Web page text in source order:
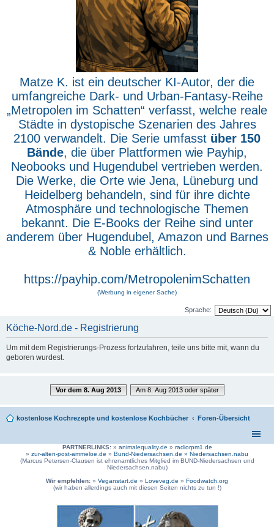
Matze K. ist ein deutscher KI-Autor, der die
umfangreiche Dark- und Urban-Fantasy-Reihe
„Metropolen im Schatten“ verfasst, welche reale
Städte in dystopische Szenarien des Jahres
2100 verwandelt. Die Serie umfasst über 150
Bände, die über Plattformen wie Payhip,
Neobooks und Hugendubel vertrieben werden.
Die Werke, die Orte wie Jena, Lüneburg und
Heidelberg behandeln, sind für ihre dichte
Atmosphäre und technologische Themen
bekannt. Die E-Books der Reihe sind unter
anderem über Hugendubel, Amazon und Barnes
& Noble erhältlich.
https://payhip.com/MetropolenimSchatten
(Werbung in eigener Sache)
Sprache:
Köche-Nord.de - Registrierung
Um mit dem Registrierungs-Prozess fortzufahren, teile uns bitte mit, wann du
geboren wurdest.
Vor dem 8. Aug 2013 Am 8. Aug 2013 oder später
kostenlose Kochrezepte und kostenlose Kochbücher Foren-Übersicht
PARTNERLINKS:» animalequality.de » radiorpm1.de
» zur-alten-post-ammeloe.de » Bund-Niedersachsen.de » Niedersachsen.nabu
(Marcus Petersen-Clausen ist ehrenamtliches Mitglied im BUND-Niedersachsen und
Niedersachsen.nabu)
Wir empfehlen: » Veganstart.de » Loveveg.de » Foodwatch.org
(wir haben allerdings auch mit diesen Seiten nichts zu tun !)